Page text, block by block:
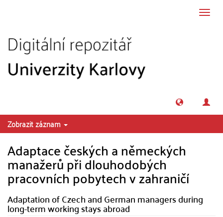
Zobrazit záznam
Adaptace českých a německých
manažerů při dlouhodobých
pracovních pobytech v zahraničí
Adaptation of Czech and German managers during
long-term working stays abroad